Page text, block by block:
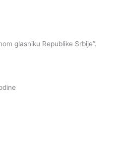
glasniku Republike Srbije”.